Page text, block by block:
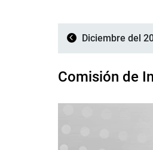
Diciembre del
Comisión de